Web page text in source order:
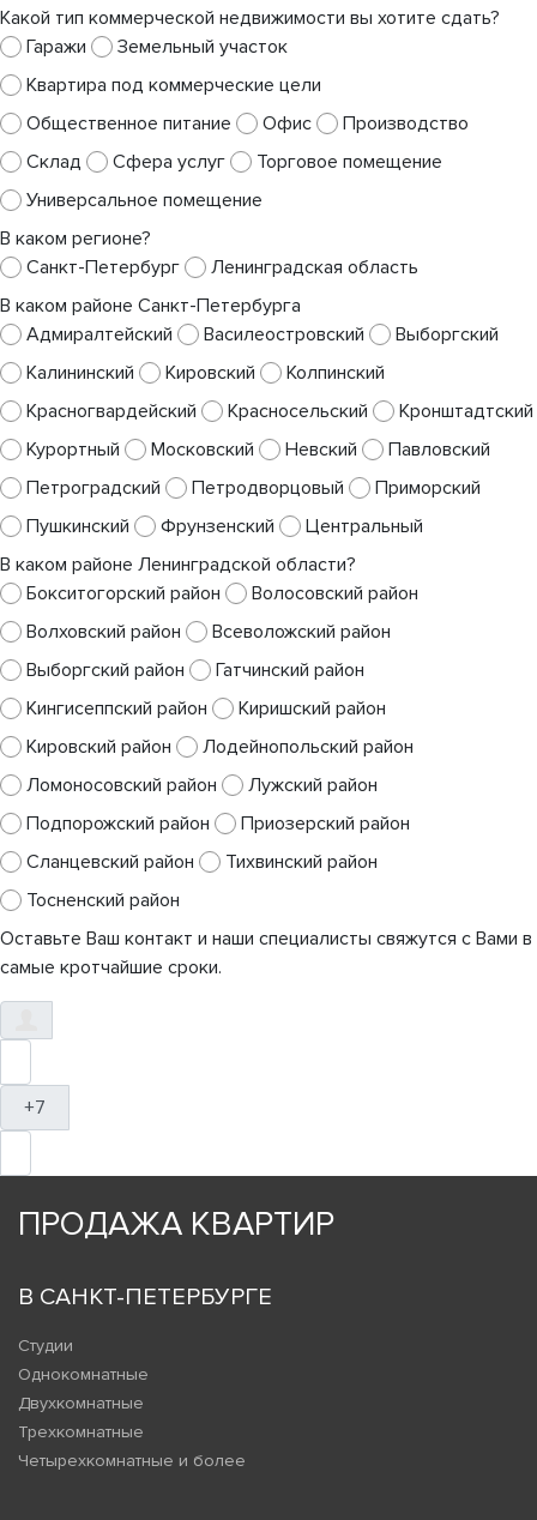
Какой тип коммерческой недвижимости вы хотите сдать?
Гаражи
Земельный участок
Квартира под коммерческие цели
Общественное питание
Офис
Производство
Склад
Сфера услуг
Торговое помещение
Универсальное помещение
В каком регионе?
Санкт-Петербург
Ленинградская область
В каком районе Санкт-Петербурга
Адмиралтейский
Василеостровский
Выборгский
Калининский
Кировский
Колпинский
Красногвардейский
Красносельский
Кронштадтский
Курортный
Московский Невский
Павловский
Петроградский
Петродворцовый
Приморский
Пушкинский
Фрунзенский
Центральный
В каком районе Ленинградской области?
Бокситогорский район
Волосовский район
Волховский район
Всеволожский район
Выборгский район
Гатчинский район
Кингисеппский район
Киришский район
Кировский район
Лодейнопольский район
Ломоносовский район
Лужский район
Подпорожский район
Приозерский район
Сланцевский район
Тихвинский район
Тосненский район
Оставьте Ваш контакт и наши специалисты свяжутся с Вами в
самые кротчайшие сроки.
+7
ПРОДАЖА КВАРТИР
В САНКТ-ПЕТЕРБУРГЕ
Студии
Однокомнатные
Двухкомнатные
Трехкомнатные
Четырехкомнатные и более